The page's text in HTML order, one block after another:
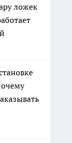
ложек